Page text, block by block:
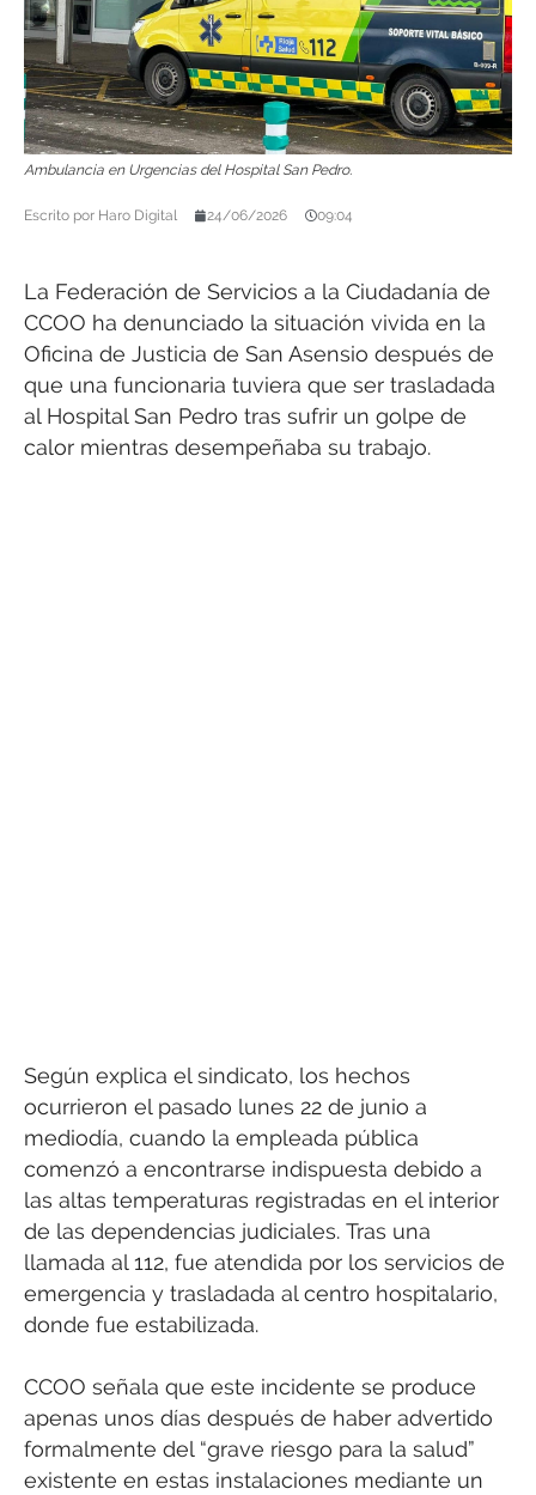
Ambulancia en Urgencias del Hospital San Pedro.
Escrito por Haro Digital 24/06/2026 09:04
La Federación de Servicios a la Ciudadanía de
CCOO ha denunciado la situación vivida en la
Oficina de Justicia de San Asensio después de
que una funcionaria tuviera que ser trasladada
al Hospital San Pedro tras sufrir un golpe de
calor mientras desempeñaba su trabajo.
Según explica el sindicato, los hechos
ocurrieron el pasado lunes 22 de junio a
mediodía, cuando la empleada pública
comenzó a encontrarse indispuesta debido a
las altas temperaturas registradas en el interior
de las dependencias judiciales. Tras una
llamada al 112, fue atendida por los servicios de
emergencia y trasladada al centro hospitalario,
donde fue estabilizada.
CCOO señala que este incidente se produce
apenas unos días después de haber advertido
formalmente del “grave riesgo para la salud”
existente en estas instalaciones mediante un